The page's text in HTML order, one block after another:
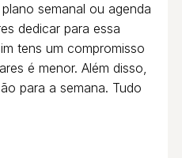
semanal ou agenda
dedicar para essa
tens um compromisso
é menor. Além disso,
para a semana. Tudo